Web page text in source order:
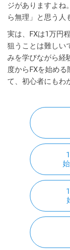
ジがありますよね
ら無理」と思う人
実は、FXは1万円
狙うことは難しい
みを学びながら経
度からFXを始め
て、初心者にもわ